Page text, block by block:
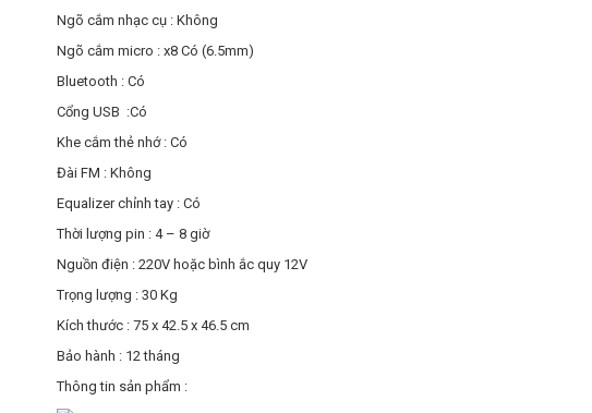
Ngõ cắm nhạc cụ : Không
Ngõ cắm micro : x8 Có (6.5mm)
Bluetooth : Có
Cổng USB :Có
Khe cắm thẻ nhớ : Có
Đài FM : Không
Equalizer chỉnh tay : Có
Thời lượng pin : 4 – 8 giờ
Nguồn điện : 220V hoặc bình ắc quy 12V
Trọng lượng : 30 Kg
Kích thước : 75 x 42.5 x 46.5 cm
Bảo hành : 12 tháng
Thông tin sản phẩm :